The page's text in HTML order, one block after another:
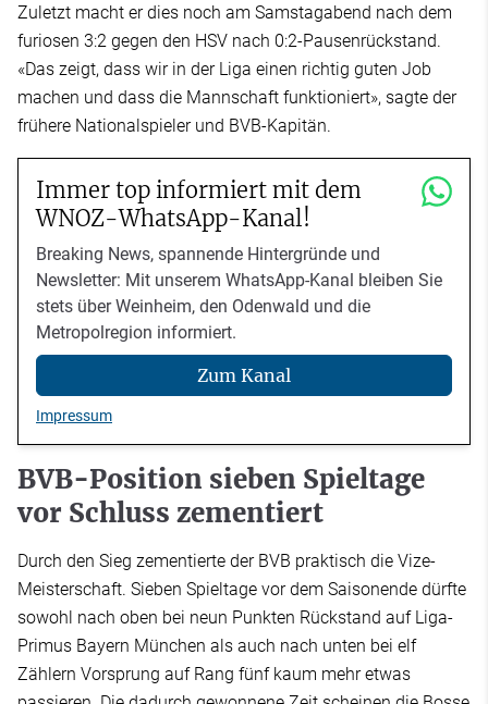
Zuletzt macht er dies noch am Samstagabend nach dem
furiosen 3:2 gegen den HSV nach 0:2-Pausenrückstand.
«Das zeigt, dass wir in der Liga einen richtig guten Job
machen und dass die Mannschaft funktioniert», sagte der
frühere Nationalspieler und BVB-Kapitän.
Immer top informiert mit dem
WNOZ-WhatsApp-Kanal!
Breaking News, spannende Hintergründe und
Newsletter: Mit unserem WhatsApp-Kanal bleiben Sie
stets über Weinheim, den Odenwald und die
Metropolregion informiert.
Zum Kanal
Impressum
BVB-Position sieben Spieltage
vor Schluss zementiert
Durch den Sieg zementierte der BVB praktisch die Vize-
Meisterschaft. Sieben Spieltage vor dem Saisonende dürfte
sowohl nach oben bei neun Punkten Rückstand auf Liga-
Primus Bayern München als auch nach unten bei elf
Zählern Vorsprung auf Rang fünf kaum mehr etwas